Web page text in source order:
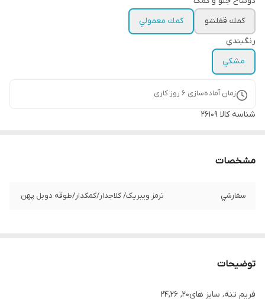
كمك قفلشو
كمك معمولي
رنگبندي
مشكي
زمان آماده‌سازی 6 روز کاری
شناسه کالا 26109
مشخصات
سفارشي ترمز ویبریک/ کلاجدار/كمكدار/طوقه دوبل پهن
توضیحات
فریم تنه، سایز های20, 24,26